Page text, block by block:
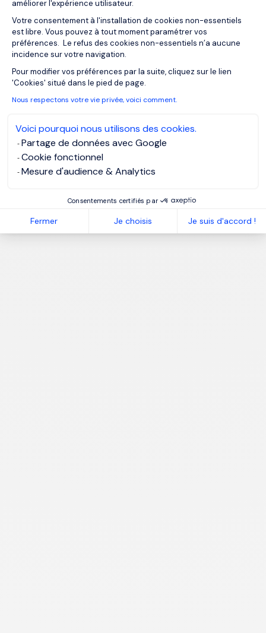
améliorer l'expérience utilisateur.
Votre consentement à l'installation de cookies non-essentiels
est libre. Vous pouvez à tout moment paramétrer vos
préférences. Le refus des cookies non-essentiels n’a aucune
incidence sur votre navigation.
Pour modifier vos préférences par la suite, cliquez sur le lien
'Cookies' situé dans le pied de page.
Nous respectons votre vie privée, voici comment.
Voici pourquoi nous utilisons des cookies.
Partage de données avec Google
Cookie fonctionnel
Mesure d'audience & Analytics
Consentements certifiés par
Fermer Je choisis Je suis d'accord !